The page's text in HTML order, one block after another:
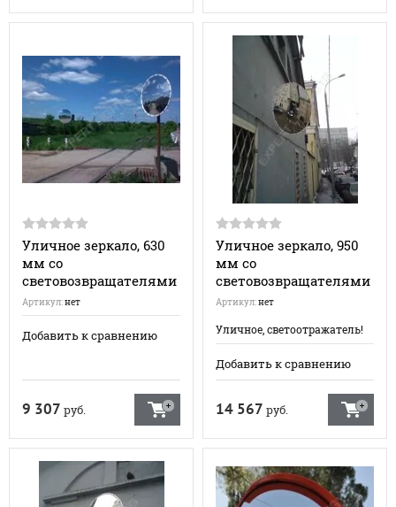
Уличное зеркало, 630
мм со
световозвращателями
Артикул:нет
Добавить к сравнению
9 307 руб.
Уличное зеркало, 950
мм со
световозвращателями
Артикул:нет
Уличное, светоотражатель!
Добавить к сравнению
14 567 руб.